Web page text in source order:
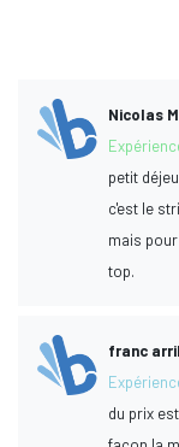
Nicolas
petit
c'est le
mais
top.
franc
du prix